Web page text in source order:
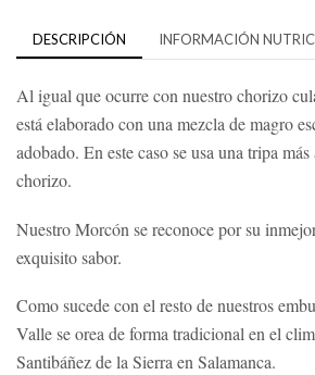
DESCRIPCIÓN INFORMACIÓN
Al igual que ocurre con nuestro chorizo
está elaborado con una mezcla de magro
adobado. En este caso se usa una tripa
chorizo.
Nuestro Morcón se reconoce por su
exquisito sabor.
Como sucede con el resto de nuestros
Valle se orea de forma tradicional en el
Santibáñez de la Sierra en Salamanca.